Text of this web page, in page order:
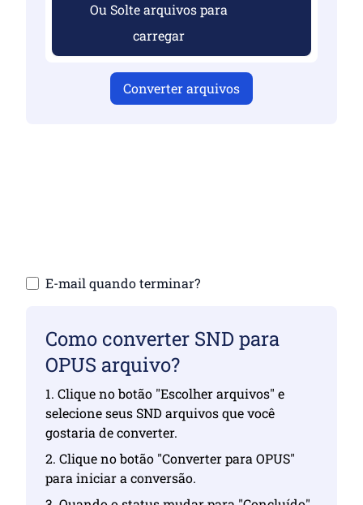
Ou Solte arquivos para
carregar
Converter arquivos
E-mail quando terminar?
Como converter SND para
OPUS arquivo?
1. Clique no botão "Escolher arquivos" e
selecione seus SND arquivos que você
gostaria de converter.
2. Clique no botão "Converter para OPUS"
para iniciar a conversão.